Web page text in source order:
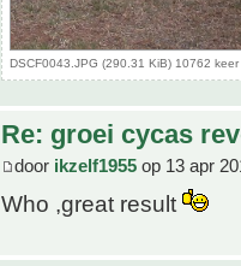
DSCF0043.JPG (290.31 KiB) 10762
Re: groei cycas
door ikzelf1955 op 13 apr
Who ,great result